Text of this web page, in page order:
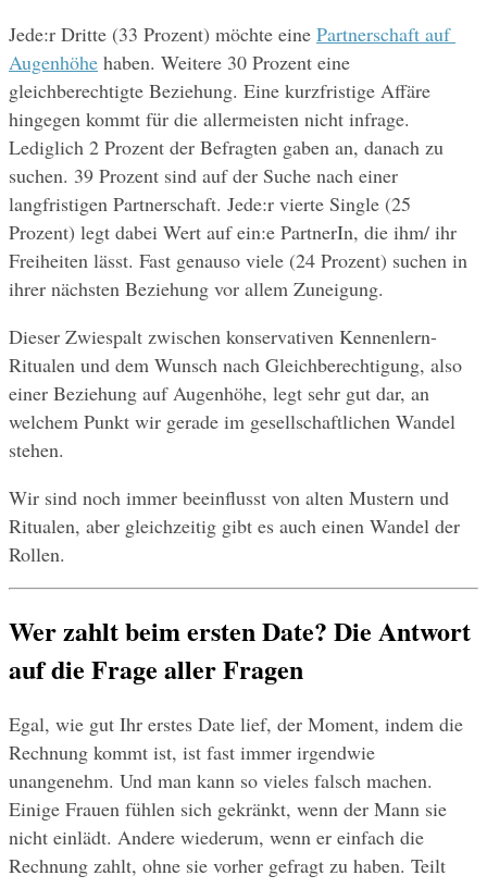
Jede:r Dritte (33 Prozent) möchte eine Partnerschaft auf
Augenhöhe haben. Weitere 30 Prozent eine
gleichberechtigte Beziehung. Eine kurzfristige Affäre
hingegen kommt für die allermeisten nicht infrage.
Lediglich 2 Prozent der Befragten gaben an, danach zu
suchen. 39 Prozent sind auf der Suche nach einer
langfristigen Partnerschaft. Jede:r vierte Single (25
Prozent) legt dabei Wert auf ein:e PartnerIn, die ihm/ ihr
Freiheiten lässt. Fast genauso viele (24 Prozent) suchen in
ihrer nächsten Beziehung vor allem Zuneigung.
Dieser Zwiespalt zwischen konservativen Kennenlern-
Ritualen und dem Wunsch nach Gleichberechtigung, also
einer Beziehung auf Augenhöhe, legt sehr gut dar, an
welchem Punkt wir gerade im gesellschaftlichen Wandel
stehen.
Wir sind noch immer beeinflusst von alten Mustern und
Ritualen, aber gleichzeitig gibt es auch einen Wandel der
Rollen.
Wer zahlt beim ersten Date? Die Antwort
auf die Frage aller Fragen
Egal, wie gut Ihr erstes Date lief, der Moment, indem die
Rechnung kommt ist, ist fast immer irgendwie
unangenehm. Und man kann so vieles falsch machen.
Einige Frauen fühlen sich gekränkt, wenn der Mann sie
nicht einlädt. Andere wiederum, wenn er einfach die
Rechnung zahlt, ohne sie vorher gefragt zu haben. Teilt